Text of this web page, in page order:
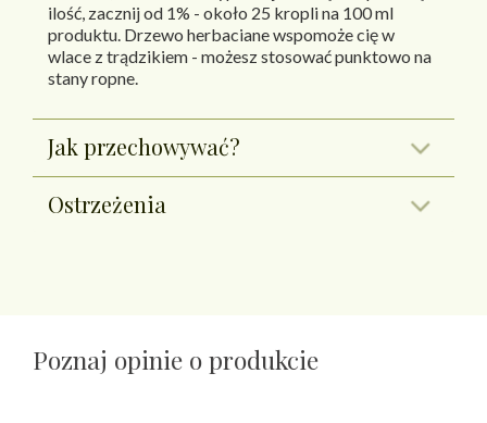
ilość, zacznij od 1% - około 25 kropli na 100 ml
produktu. Drzewo herbaciane wspomoże cię w
wlace z trądzikiem - możesz stosować punktowo na
stany ropne.
Jak przechowywać?
Ostrzeżenia
Poznaj opinie o produkcie